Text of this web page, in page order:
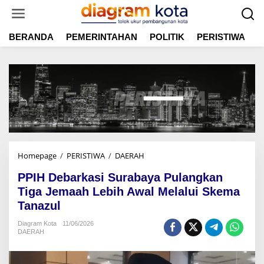
t
BERANDA PEMERINTAHAN POLITIK PERISTIWA
Homepage / PERISTIWA / DAERAH
I
H
k
PPIH Debarkasi Surabaya Pulangkan
Tiga Jemaah Lebih Awal Melalui Skema
Tanazul
Diagram Kota
11/06/2026
DAERAH